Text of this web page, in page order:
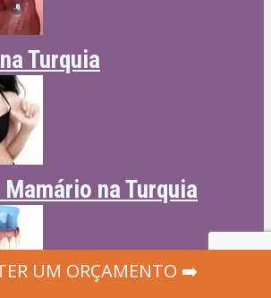
Turquia
na Turquia
UM ORÇAMENTO ➡️